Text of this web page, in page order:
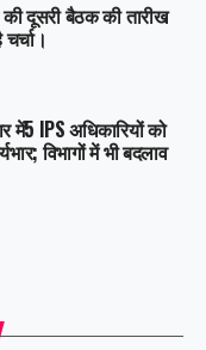
दूसरी बैठक की तारीख
में5 IPS अधिकारियों को
विभागों में भी बदलाव